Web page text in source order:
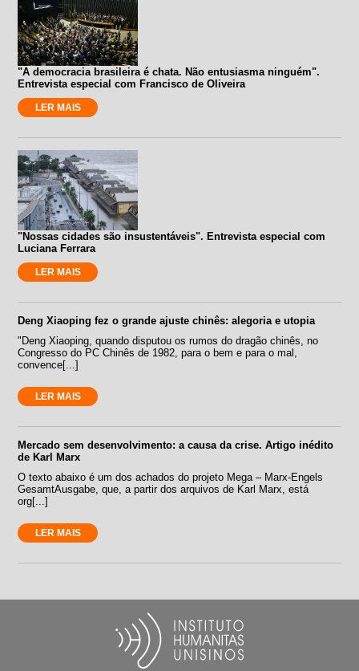
"A democracia brasileira é chata. Não entusiasma ninguém".
Entrevista especial com Francisco de Oliveira
LER MAIS
"Nossas cidades são insustentáveis". Entrevista especial com
Luciana Ferrara
LER MAIS
Deng Xiaoping fez o grande ajuste chinês: alegoria e utopia
"Deng Xiaoping, quando disputou os rumos do dragão chinês, no
Congresso do PC Chinês de 1982, para o bem e para o mal,
convence[...]
LER MAIS
Mercado sem desenvolvimento: a causa da crise. Artigo inédito
de Karl Marx
O texto abaixo é um dos achados do projeto Mega – Marx-Engels
GesamtAusgabe, que, a partir dos arquivos de Karl Marx, está
org[...]
LER MAIS